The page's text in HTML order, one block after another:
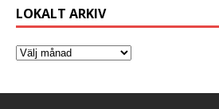
LOKALT ARKIV